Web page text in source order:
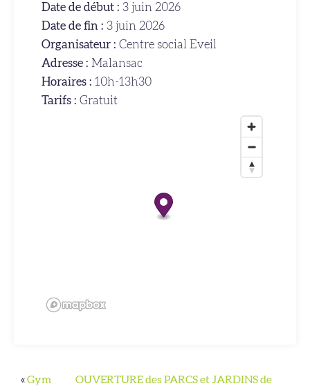
Date de début : 3 juin 2026
Date de fin : 3 juin 2026
Organisateur : Centre social Eveil
Adresse : Malansac
Horaires : 10h-13h30
Tarifs : Gratuit
«Gym
OUVERTURE des PARCS et JARDINS de